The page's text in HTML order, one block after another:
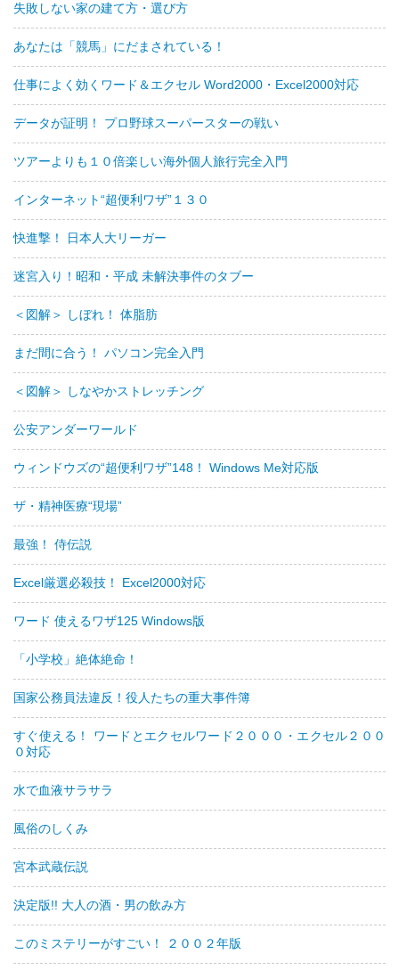
失敗しない家の建て方・選び方
あなたは「競馬」にだまされている！
仕事によく効くワード＆エクセル Word2000・Excel2000対応
データが証明！ プロ野球スーパースターの戦い
ツアーよりも１０倍楽しい海外個人旅行完全入門
インターネット“超便利ワザ”１３０
快進撃！ 日本人大リーガー
迷宮入り！昭和・平成 未解決事件のタブー
＜図解＞ しぼれ！ 体脂肪
まだ間に合う！ パソコン完全入門
＜図解＞ しなやかストレッチング
公安アンダーワールド
ウィンドウズの“超便利ワザ”148！ Windows Me対応版
ザ・精神医療“現場”
最強！ 侍伝説
Excel厳選必殺技！ Excel2000対応
ワード 使えるワザ125 Windows版
「小学校」絶体絶命！
国家公務員法違反！役人たちの重大事件簿
すぐ使える！ ワードとエクセルワード２０００・エクセル２００
０対応
水で血液サラサラ
風俗のしくみ
宮本武蔵伝説
決定版!! 大人の酒・男の飲み方
このミステリーがすごい！ ２００２年版